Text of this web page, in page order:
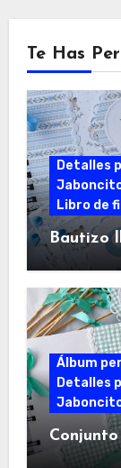
Te Has
Detalles
Libro de
Bautizo
Álbum
Detalles